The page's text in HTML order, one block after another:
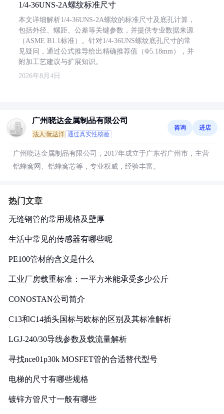
1/4-36UNS-2A螺纹标准尺寸
本文详细解析1/4-36UNS-2A螺纹的标准尺寸及底孔计算，
包括外径、螺距、公差等关键参数，并提供专业数据来源
（ASME B1.1标准）。针对1/4-36UNS螺纹底孔尺寸的常
见疑问，通过公式推导给出精确推荐值（Φ5.18mm），并
附加工艺建议与扩展知识。
2026年8月4日
广州晓达金属制品有限公司
法人:阮达洋 通过真实性核验
咨询 进店
广州晓达金属制品有限公司，2017年成立于广东省广州市，主营
铝蜂窝网、铝蜂窝芯等，专业权威，经验丰富。
热门文章
无缝钢管的常用规格及壁厚
生活中常见的传感器有哪些呢
PE100管材的含义是什么
工业厂房载重标准：一平方米能承受多少公斤
CONOSTAN公司简介
C13和C14插头国标与欧标的区别及其标准解析
LGJ-240/30导线参数及载流量解析
寻找nce01p30k MOSFET管的合适替代型号
电梯的尺寸有哪些规格
镀锌方管尺寸一般有哪些